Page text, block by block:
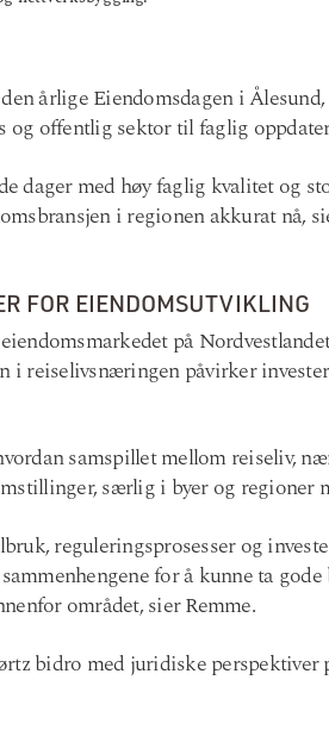
årlige Eiendomsdagen i
og offentlig sektor til faglig
dager med høy faglig kvalitet og
i regionen akkurat nå,
FOR EIENDOMSUTVIKLING
på
i reiselivsnæringen påvirker
samspillet mellom reiseliv,
særlig i byer og regioner
reguleringsprosesser og
for å kunne ta
området, sier Remme.
bidro med juridiske